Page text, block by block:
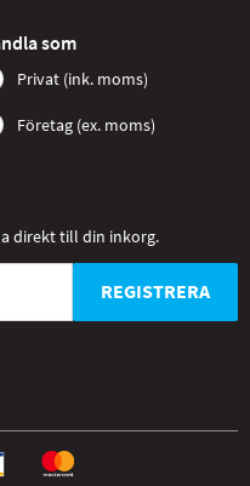
som
Privat (ink. moms)
Företag (ex. moms)
direkt till din inkorg.
REGISTRERA